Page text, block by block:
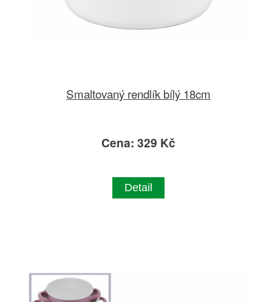
Smaltovaný rendlík bílý 18cm
Cena: 329 Kč
Detail